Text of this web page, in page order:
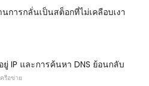
การกลั่นเป็นสต็อกที่ไม่เคลือบเงา
IP และการค้นหา DNS ย้อนกลับ
รือข่าย